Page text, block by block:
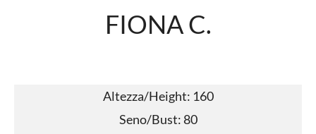
FIONA C.
Altezza/Height: 160
Seno/Bust: 80